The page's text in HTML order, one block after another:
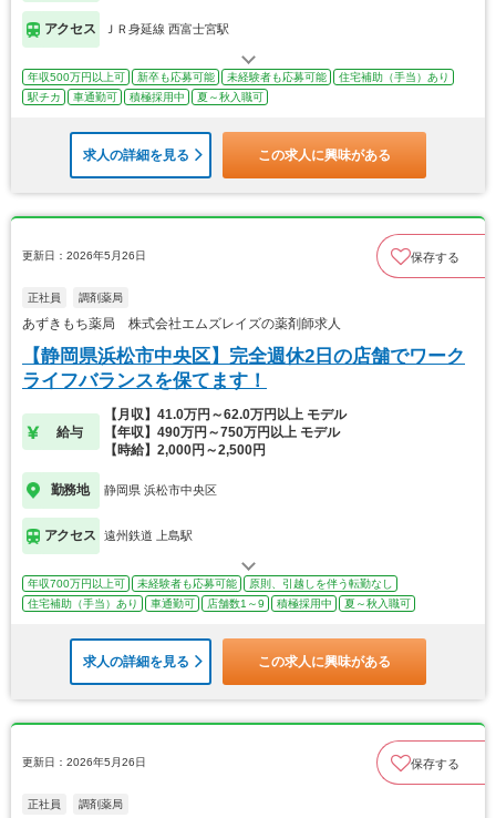
アクセス ＪＲ身延線 西富士宮駅
年収500万円以上可 新卒も応募可能 未経験者も応募可能
住宅補助（手当）あり
駅チカ
車通勤可 積極採用中 夏～秋入職可
求人の詳細を見る この求人に興味がある
更新日：2026年5月26日 保存する
正社員 調剤薬局
あずきもち薬局 株式会社エムズレイズの薬剤師求人
【静岡県浜松市中央区】完全週休2日の店舗でワーク
ライフバランスを保てます！
給与
【月収】41.0万円～62.0万円以上 モデル
【年収】490万円～750万円以上 モデル
【時給】2,000円～2,500円
勤務地 静岡県 浜松市中央区
アクセス 遠州鉄道 上島駅
年収700万円以上可 未経験者も応募可能
原則、引越しを伴う転勤なし
住宅補助（手当）あり
車通勤可 店舗数1～9 積極採用中 夏～秋入職可
求人の詳細を見る この求人に興味がある
更新日：2026年5月26日 保存する
正社員 調剤薬局